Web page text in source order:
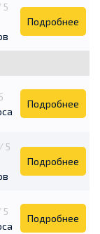
5
Подробнее
Подробнее
/ 5
Подробнее
5
Подробнее